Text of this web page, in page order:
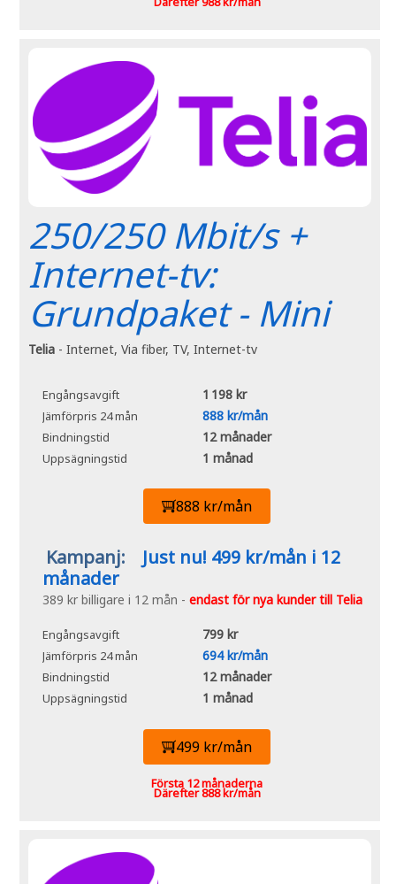
250/250 Mbit/s +
Internet-tv:
Grundpaket - Mini
Telia - Internet, Via fiber, TV, Internet-tv
Engångsavgift 1 198 kr
Jämförpris 24 mån 888 kr/mån
Bindningstid 12 månader
Uppsägningstid 1 månad
888 kr/mån
Kampanj:
Just nu! 499 kr/mån i 12
månader
389 kr billigare i 12 mån - endast för nya kunder till Telia
Engångsavgift 799 kr
Jämförpris 24 mån 694 kr/mån
Bindningstid 12 månader
Uppsägningstid 1 månad
499 kr/mån
Första 12 månaderna
Därefter 888 kr/mån